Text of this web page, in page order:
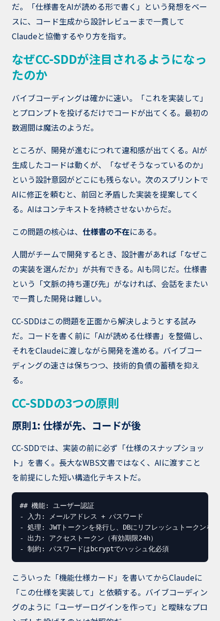
だ。「仕様書をAIが読める形で書く」という発想をベー
スに、コード生成から設計レビューまで一貫して
Claudeと協働するやり方を指す。
なぜCC-SDDが注目されるようになっ
たのか
バイブコーディングは確かに速い。「これを実装して」
とプロンプトを投げるだけでコードが出てくる。最初の
数週間は魔法のようだ。
ところが、開発が進むにつれて違和感が出てくる。AIが
生成したコードは動くが、「なぜそうなっているのか」
という設計意図がどこにも残らない。次のスプリントで
AIに修正を頼むと、前回と矛盾した実装を提案してく
る。AIはコンテキストを持続させないからだ。
この問題の核心は、 仕様書の不在にある。
人間がチームで開発するとき、設計書があれば「なぜこ
の実装を選んだか」が共有できる。AIも同じだ。仕様書
という「文脈の持ち運び先」がなければ、会話をまたい
で一貫した開発は難しい。
CC-SDDはこの問題を正面から解決しようとする試み
だ。コードを書く前に「AIが読める仕様書」を整備し、
それをClaudeに渡しながら開発を進める。バイブコー
ディングの速さは保ちつつ、技術的負債の蓄積を抑え
る。
CC-SDDの3つの原則
原則1: 仕様が先、コードが後
CC-SDDでは、実装の前に必ず「仕様のスナップショッ
ト」を書く。長大なWBS文書ではなく、AIに渡すこと
を前提にした短い構造化テキストだ。
## 機能: ユーザー認証
- 入力: メールアドレス + パスワード
- 処理: JWTトークンを発行し、DBにリフレッシュトークンを
- 出力: アクセストークン（有効期限24h）
- 制約: パスワードはbcryptでハッシュ化必須
こういった「機能仕様カード」を書いてからClaudeに
「この仕様を実装して」と依頼する。バイブコーディン
グのように「ユーザーログインを作って」と曖昧なプロ